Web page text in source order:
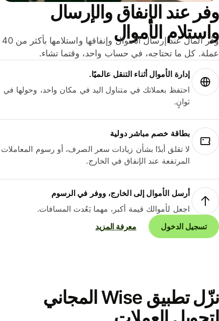
عند الإنفاق والإرسال
الأموال
وفّر المال عند إرسال الأموال وإنفاقها واستلامها بأكثر من 40
كل ما تحتاجه، في حساب واحد، وقتما تشاء.
إدارة الأموال أثناء التنقل عالميًا.
احتفظ بعملاتك في متناول اليد في مكان واحد، وحولها في
ثوانٍ.
بطاقة خصم مباشر دولية
لا تقلق أبدًا بشأن زيادات سعر الصرف، أو رسوم المعاملات
المرتفعة عند الإنفاق في الخارج.
أرسل الأموال إلى الخارج، ووفر في الرسوم
اجعل لأموالك قيمة أكبر، مهما بَعُدت المسافات.
تسجيل الدخول
معرفة المزيد
نزّل تطبيق Wise المجاني